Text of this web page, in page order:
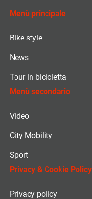
Menù principale
Bike style
News
Tour in bicicletta
Menù secondario
Video
City Mobility
Sport
Privacy & Cookie Policy
Privacy policy